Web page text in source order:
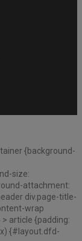
{background-
size:
attachment:
div.page-title-
wrap
article {padding:
{#layout.dfd-